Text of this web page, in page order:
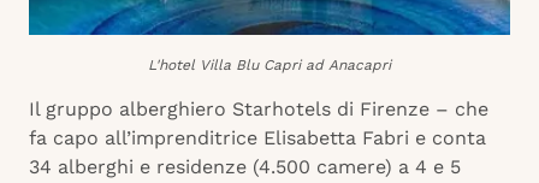
L'hotel Villa Blu Capri ad Anacapri
Il gruppo alberghiero Starhotels di Firenze – che
fa capo all’imprenditrice Elisabetta Fabri e conta
34 alberghi e residenze (4.500 camere) a 4 e 5